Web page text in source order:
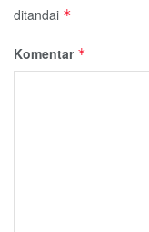
ditandai *
Komentar *